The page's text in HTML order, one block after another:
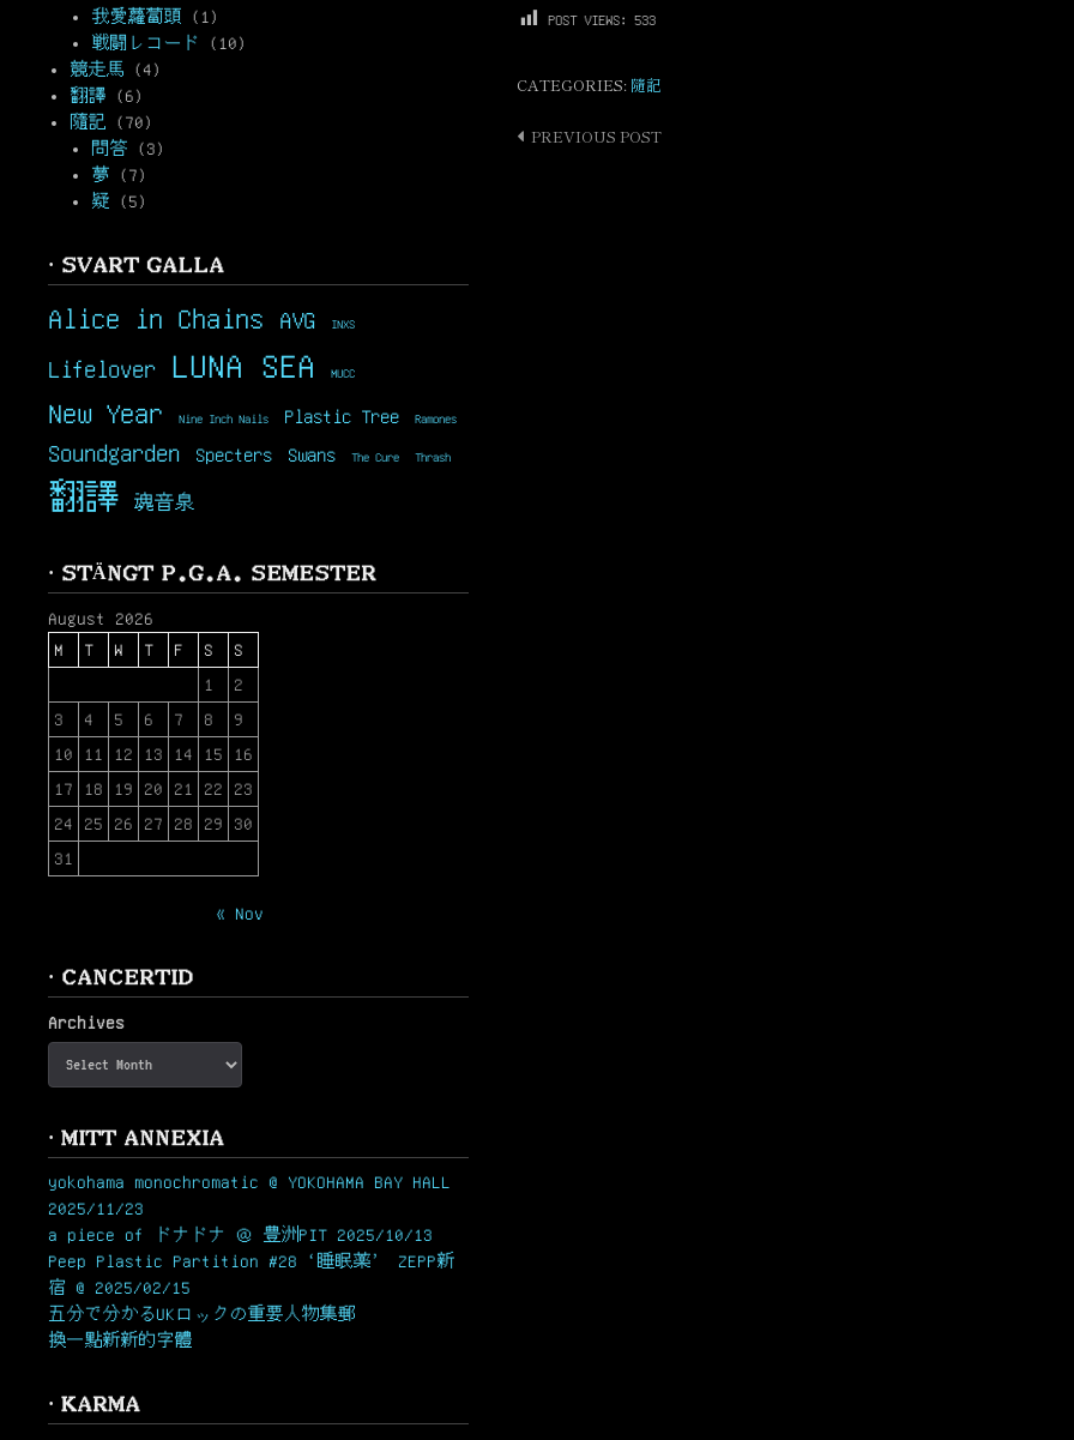
POST VIEWS: 533
CATEGORIES: 隨記
Post
PREVIOUS POST
我愛蘿蔔頭 (1)
戦闘レコード
(10)
競走馬 (4)
翻譯 (6)
隨記 (70)
問答 (3)
夢 (7)
疑 (5)
· SVART GALLA
Alice in Chains AVG INXS
Lifelover LUNA SEA MUCC
New Year Nine Inch Nails Plastic Tree Ramones
Soundgarden Specters Swans The Cure Thrash
翻譯 魂音泉
· STÄNGT P.G.A. SEMESTER
August 2026
M
T W T F S
S
1
2
3
4 5 6 7 8
9
10
11 12 13 14 15
16
17
18 19 20 21 22
23
24
25 26 27 28 29
30
31
« Nov
· CANCERTID
Archives
· MITT ANNEXIA
yokohama monochromatic @ YOKOHAMA BAY HALL
2025/11/23
a piece of ドナドナ ＠ 豊洲PIT 2025/10/13
Peep Plastic Partition #28 ‘睡眠薬’ ZEPP新
宿 @ 2025/02/15
五分で分かるUKロックの重要人物集郵
換一點新新的字體
· KARMA